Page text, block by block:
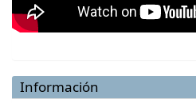
Información